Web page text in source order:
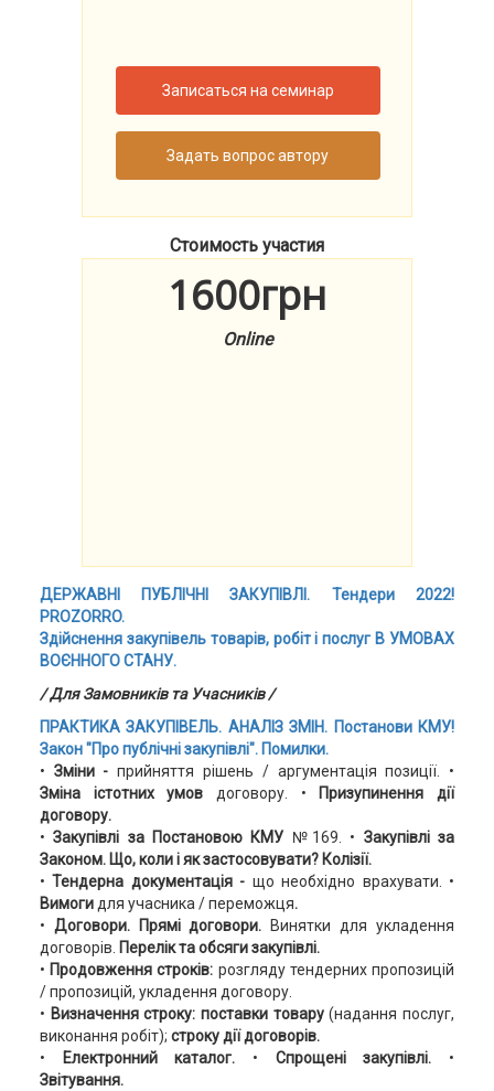
Записаться на семинар
Задать вопрос автору
Стоимость участия
1600грн
Online
ДЕРЖАВНІ ПУБЛІЧНІ ЗАКУПІВЛІ. Тендери 2022!
PROZORRO.
Здійснення закупівель товарів, робіт і послуг В УМОВАХ
ВОЄННОГО СТАНУ.
/ Для Замовників та Учасників /
ПРАКТИКА ЗАКУПІВЕЛЬ. АНАЛІЗ ЗМІН. Постанови КМУ!
Закон "Про публічні закупівлі". Помилки.
• Зміни -прийняття рішень / аргументація позиції.
•
Зміна істотних умов договору. • Призупинення дії
договору.
•Закупівлі за Постановою КМУ №169. • Закупівлі за
Законом. Що, коли і як застосовувати?Колізії.
•Тендерна документація - що необхідно врахувати.
•
Вимогидля учасника / переможця.
• Договори. Прямі договори.
Винятки для укладення
договорів. Перелік та обсяги закупівлі.
• Продовження строків: розгляду тендерних пропозицій
/ пропозицій, укладення договору.
• Визначення строку: поставки товару(надання послуг,
виконання робіт); строку дії договорів.
•
Електронний каталог. • Спрощені закупівлі. •
Звітування.